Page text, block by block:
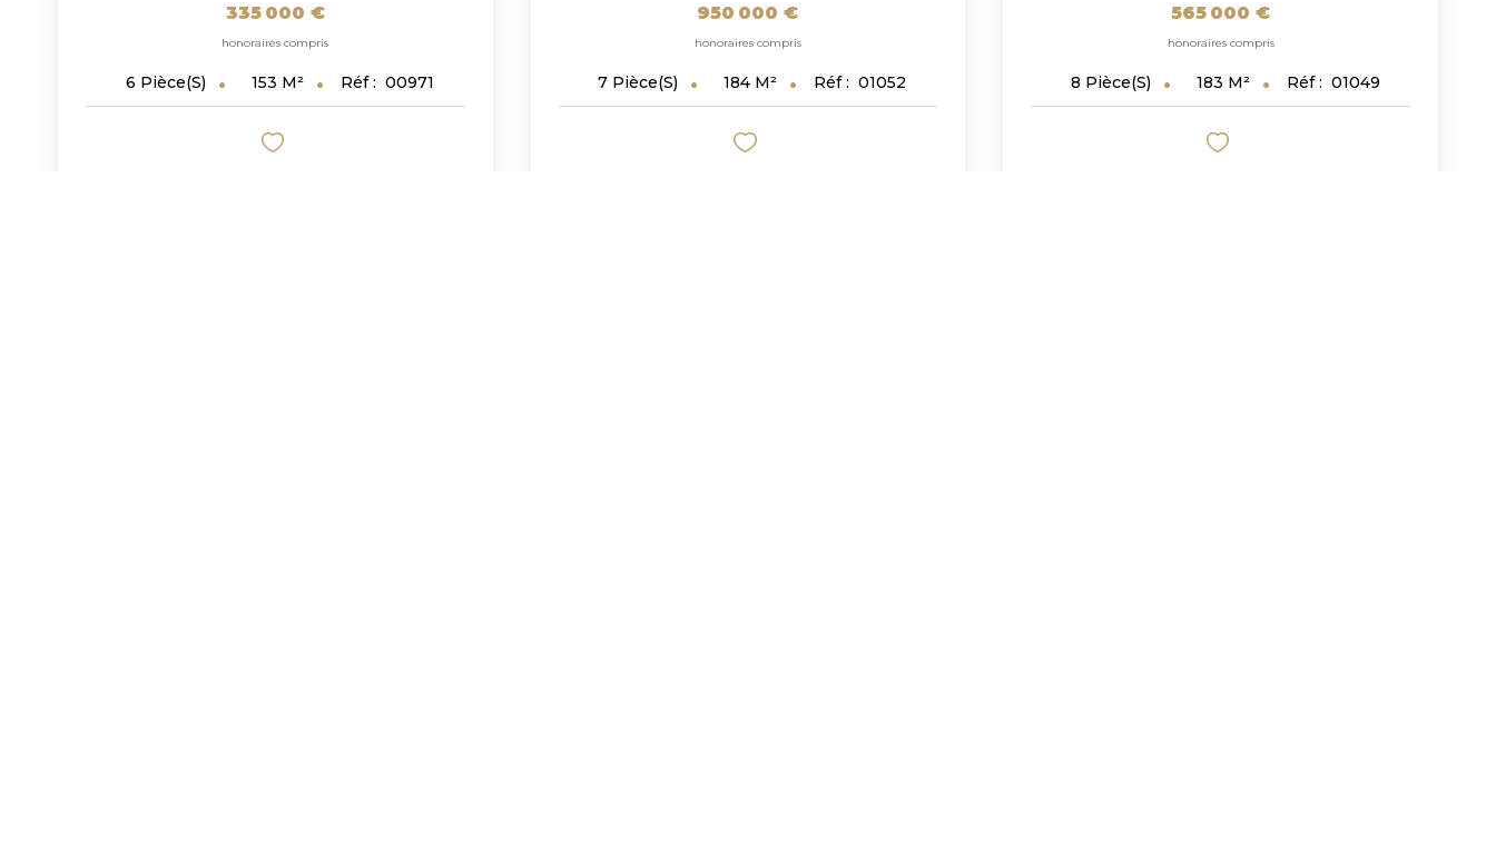
335 000 €
honoraires compris
6 Pièce(s) 153 M² Réf : 00971
950 000 €
honoraires compris
7 Pièce(s) 184 M² Réf : 01052
565 000 €
honoraires compris
8 Pièce(s) 183 M² Réf : 01049